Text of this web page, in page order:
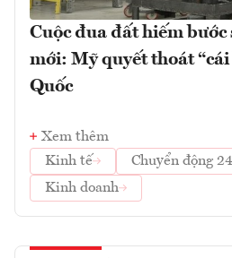
Cuộc đua đất hiếm bước
mới: Mỹ quyết thoát
Quốc
Xem thêm
Kinh tế
Chuyển động
Kinh doanh